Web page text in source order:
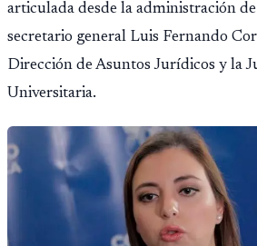
articulada desde la administración
secretario general Luis Fernando
Dirección de Asuntos Jurídicos y la
Universitaria.